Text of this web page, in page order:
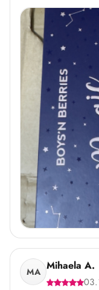
MA Mihaela A.